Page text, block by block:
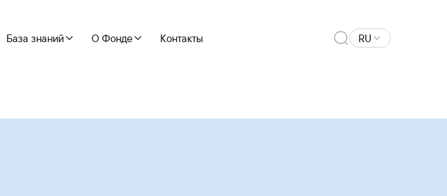
База знаний О Фонде Контакты RU